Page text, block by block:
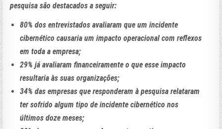
pesquisa são destacados a seguir:
80% dos entrevistados avaliaram que um incidente
cibernético causaria um impacto operacional com reflexos
em toda a empresa;
29% já avaliaram financeiramente o que esse impacto
resultaria às suas organizações;
34% das empresas que responderam à pesquisa relataram
ter sofrido algum tipo de incidente cibernético nos
últimos doze meses;